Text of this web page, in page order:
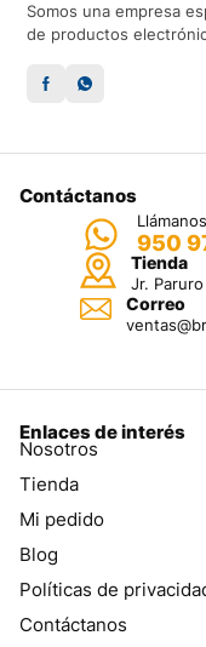
Somos una empresa
de productos
Contáctanos
950
Tienda
Jr.
Correo
Enlaces de interés
Nosotros
Tienda
Mi pedido
Blog
Políticas de
Contáctanos